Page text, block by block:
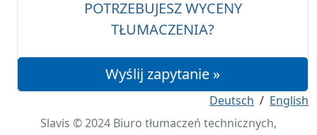
POTRZEBUJESZ WYCENY
TŁUMACZENIA?
Wyślij zapytanie »
Deutsch / English
Slavis © 2024 Biuro tłumaczeń technicznych,